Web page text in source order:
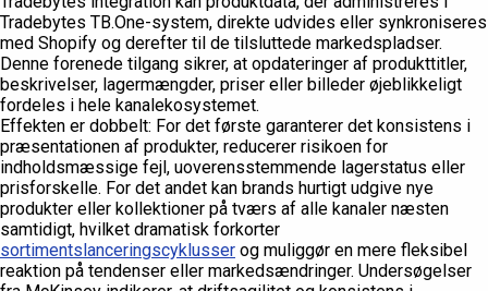
Tradebytes TB.One-system, direkte udvides eller synkroniseres
med Shopify og derefter til de tilsluttede markedspladser.
Denne forenede tilgang sikrer, at opdateringer af produkttitler,
beskrivelser, lagermængder, priser eller billeder øjeblikkeligt
fordeles i hele kanalekosystemet.
Effekten er dobbelt: For det første garanterer det konsistens i
præsentationen af produkter, reducerer risikoen for
indholdsmæssige fejl, uoverensstemmende lagerstatus eller
prisforskelle. For det andet kan brands hurtigt udgive nye
produkter eller kollektioner på tværs af alle kanaler næsten
samtidigt, hvilket dramatisk forkorter
sortimentslanceringscyklusser og muliggør en mere fleksibel
reaktion på tendenser eller markedsændringer. Undersøgelser